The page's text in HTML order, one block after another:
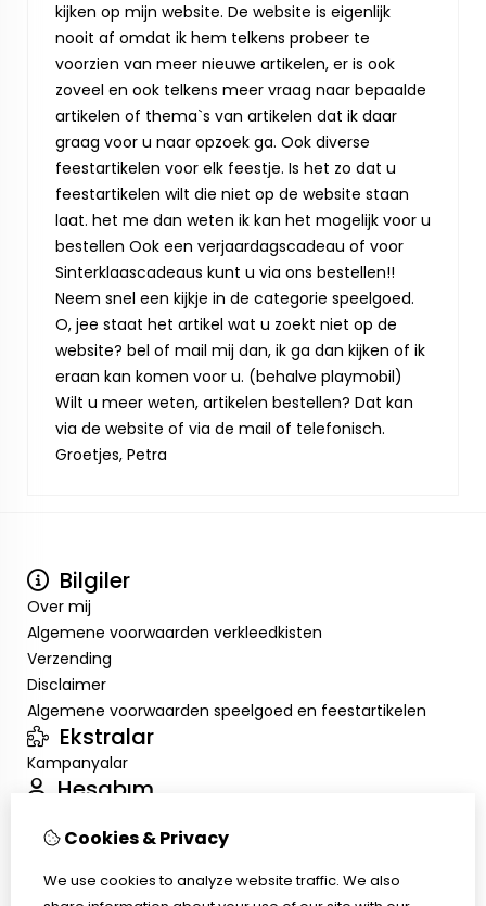
kijken op mijn website. De website is eigenlijk
nooit af omdat ik hem telkens probeer te
voorzien van meer nieuwe artikelen, er is ook
zoveel en ook telkens meer vraag naar bepaalde
artikelen of thema`s van artikelen dat ik daar
graag voor u naar opzoek ga. Ook diverse
feestartikelen voor elk feestje. Is het zo dat u
feestartikelen wilt die niet op de website staan
laat. het me dan weten ik kan het mogelijk voor u
bestellen Ook een verjaardagscadeau of voor
Sinterklaascadeaus kunt u via ons bestellen!!
Neem snel een kijkje in de categorie speelgoed.
O, jee staat het artikel wat u zoekt niet op de
website? bel of mail mij dan, ik ga dan kijken of ik
eraan kan komen voor u. (behalve playmobil)
Wilt u meer weten, artikelen bestellen? Dat kan
via de website of via de mail of telefonisch.
Groetjes, Petra
Bilgiler
Over mij
Algemene voorwaarden verkleedkisten
Verzending
Disclaimer
Algemene voorwaarden speelgoed en feestartikelen
Ekstralar
Kampanyalar
Hesabım
Sipariş Geçmişim
Müşteri Servisi
Cookies & Privacy
We use cookies to analyze website traffic. We also